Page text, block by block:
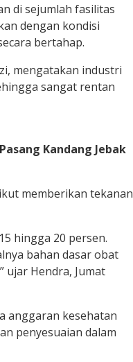
di sejumlah fasilitas
dengan kondisi
bertahap.
mengatakan industri
sangat rentan
Kandang Jebak
memberikan tekanan
hingga 20 persen.
bahan dasar obat
ujar Hendra, Jumat
anggaran kesehatan
penyesuaian dalam